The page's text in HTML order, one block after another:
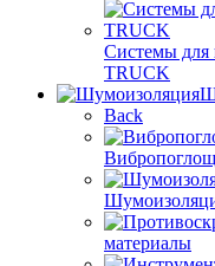
Системы для
TRUCK
Back
материалы